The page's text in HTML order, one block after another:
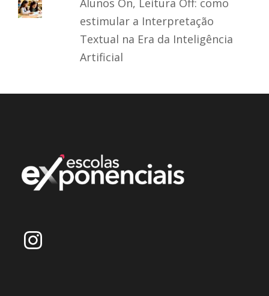
estimular a Interpretação
Textual na Era da Inteligência
Artificial